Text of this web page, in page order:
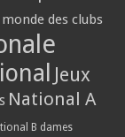
des clubs
Jeux
National A
B dames